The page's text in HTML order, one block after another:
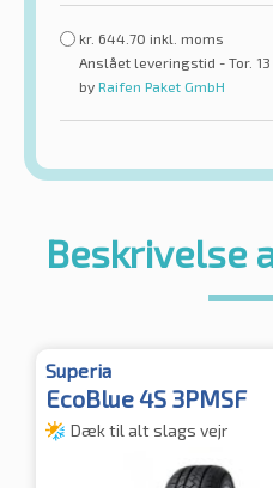
kr. 644.70 inkl. moms
Anslået leveringstid - Tor. 13
by Raifen Paket GmbH
Beskrivelse
Superia
EcoBlue 4S 3PMSF
Dæk til alt slags vejr